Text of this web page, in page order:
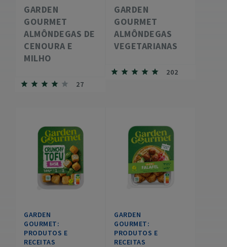
GARDEN
GOURMET
ALMÔNDEGAS DE
CENOURA E
MILHO
27
GARDEN
GOURMET
ALMÔNDEGAS
VEGETARIANAS
202
GARDEN
GOURMET:
PRODUTOS E
RECEITAS
GARDEN
GOURMET:
PRODUTOS E
RECEITAS